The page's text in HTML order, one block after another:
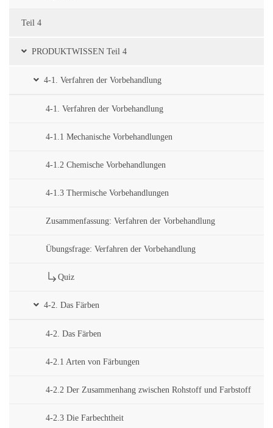
Teil 4
PRODUKTWISSEN Teil 4
4-1. Verfahren der Vorbehandlung
4-1. Verfahren der Vorbehandlung
4-1.1 Mechanische Vorbehandlungen
4-1.2 Chemische Vorbehandlungen
4-1.3 Thermische Vorbehandlungen
Zusammenfassung: Verfahren der Vorbehandlung
Übungsfrage: Verfahren der Vorbehandlung
Quiz
4-2. Das Färben
4-2. Das Färben
4-2.1 Arten von Färbungen
4-2.2 Der Zusammenhang zwischen Rohstoff und Farbstoff
4-2.3 Die Farbechtheit